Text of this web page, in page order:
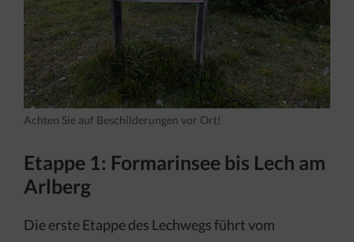
Achten Sie auf Beschilderungen vor Ort!
Etappe 1: Formarinsee bis Lech am
Arlberg
Die erste Etappe des Lechwegs führt vom